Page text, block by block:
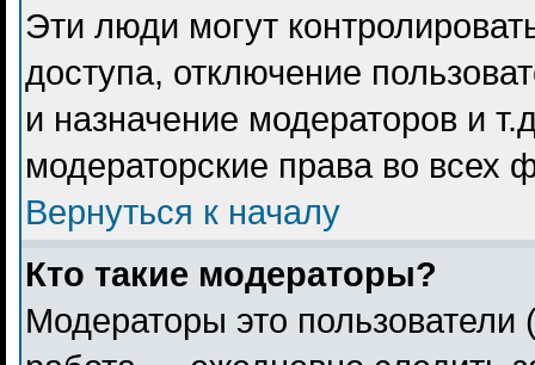
Эти люди могут
доступа, отключение
и назначение модераторов и
модераторские права во всех
Вернуться к началу
Кто такие модераторы?
Модераторы это пользователи